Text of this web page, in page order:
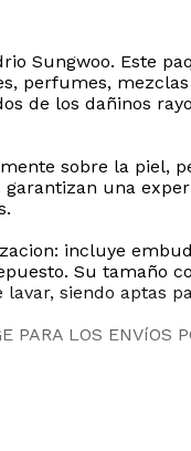
Sungwoo. Este
perfumes,
de los dañinos
sobre la piel,
una
incluye
Su tamaño
siendo aptas
PARA LOS ENVíOS